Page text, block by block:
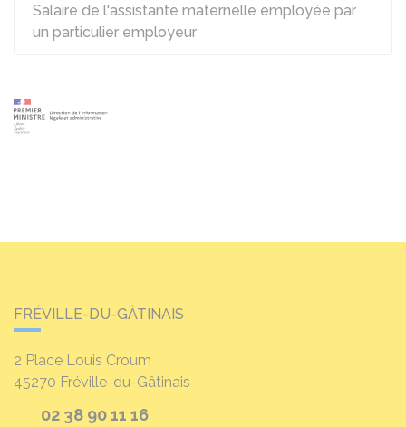
Salaire de l'assistante maternelle employée par
un particulier employeur
FRÉVILLE-DU-GÂTINAIS
2 Place Louis Croum
45270 Fréville-du-Gâtinais
02 38 90 11 16